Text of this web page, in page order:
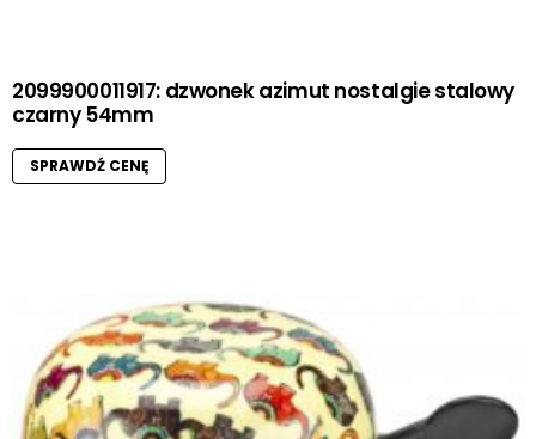
2099900011917: dzwonek azimut nostalgie stalowy
czarny 54mm
SPRAWDŹ CENĘ